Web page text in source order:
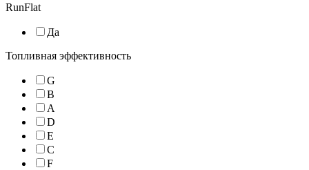
RunFlat
Да
Топливная эффективность
G
B
A
D
E
C
F